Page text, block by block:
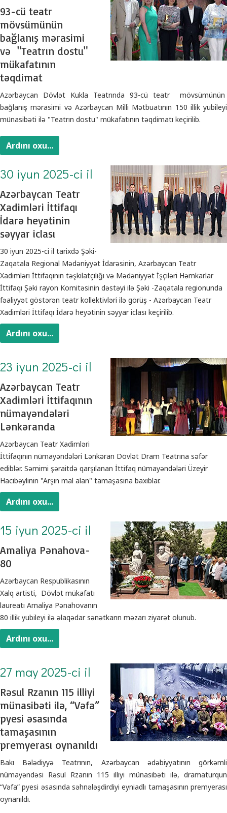
93-cü teatr
mövsümünün
bağlanış mərasimi
və "Teatrın dostu"
mükafatının
təqdimat
Azərbaycan Dövlət Kukla Teatrında 93-cü teatr mövsümünün
bağlanış mərasimi və Azərbaycan Milli Mətbuatının 150 illik yubileyi
münasibəti ilə "Teatrın dostu" mükafatının təqdimatı keçirilib.
Ardını oxu...
30 iyun 2025-ci il
Azərbaycan Teatr
Xadimləri İttifaqı
İdarə heyətinin
səyyar iclası
30 iyun 2025-ci il tarixdə Şəki-
Zaqatala Regional Mədəniyyət İdarəsinin, Azərbaycan Teatr
Xadimləri İttifaqının təşkilatçılığı və Mədəniyyət İşçiləri Həmkarlar
İttifaqı Şəki rayon Komitəsinin dəstəyi ilə Şəki -Zaqatala regionunda
fəaliyyət göstərən teatr kollektivləri ilə görüş - Azərbaycan Teatr
Xadimləri İttifaqı İdarə heyətinin səyyar iclası keçirilib.
Ardını oxu...
23 iyun 2025-ci il
Azərbaycan Teatr
Xadimləri İttifaqının
nümayəndələri
Lənkəranda
Azərbaycan Teatr Xadimləri
İttifaqının nümayəndələri Lənkəran Dövlət Dram Teatrına səfər
ediblər. Səmimi şəraitdə qarşılanan İttifaq nümayəndələri Üzeyir
Hacıbəylinin "Arşın mal alan" tamaşasına baxıblar.
Ardını oxu...
15 iyun 2025-ci il
Amaliya Pənahova-
80
Azərbaycan Respublikasının
Xalq artisti, Dövlət mükafatı
laureatı Amaliya Pənahovanın
80 illik yubileyi ilə əlaqədar sənətkarın məzarı ziyarət olunub.
Ardını oxu...
27 may 2025-ci il
Rəsul Rzanın 115 illiyi
münasibəti ilə, “Vəfa”
pyesi əsasında
tamaşasının
premyerası oynanıldı
Bakı Bələdiyyə Teatrının, Azərbaycan ədəbiyyatının görkəmli
nümayəndəsi Rəsul Rzanın 115 illiyi münasibəti ilə, dramaturqun
“Vəfa” pyesi əsasında səhnələşdirdiyi eyniadlı tamaşasının premyerası
oynanıldı.